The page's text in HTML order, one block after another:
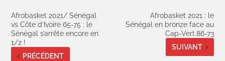
Afrobasket 2021/ Sénégal
vs Côte d’Ivoire 65-75 : le
Sénégal s’arrête encore en
1/2 !
PRÉCÉDENT
Afrobasket 2021 : le
Sénégal en bronze face au
Cap-Vert.86-73
SUIVANT